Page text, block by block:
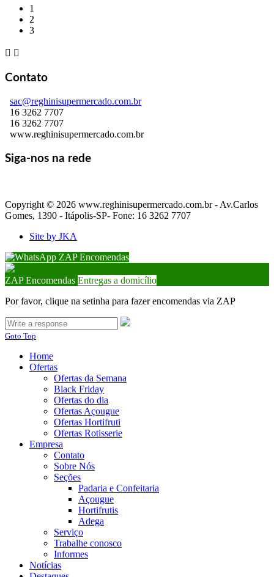
1
2
3
 
Contato
sac@reghinisupermercado.com.br
16 3262 7707
16 3262 7707
www.reghinisupermercado.com.br
Siga-nos na rede
Copyright © 2026 www.reghinisupermercado.com.br - Av.Carlos
Gomes, 1390 - Itápolis-SP- Fone: 16 3262 7707
Site by JKA
ZAP Encomendas
ZAP Encomendas Entregas a domicílio
Por favor, clique na setinha para fazer encomendas via ZAP
Goto Top
Home
Ofertas
Ofertas da Semana
Black Friday
Ofertas do dia
Ofertas Açougue
Ofertas Hortifruti
Ofertas Rotisserie
Empresa
Contato
Sobre Nós
Seções
Padaria e Confeitaria
Açougue
Hortifrutis
Adega
Serviço
Trabalhe conosco
Informes
Notícias